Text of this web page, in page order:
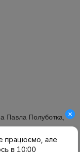
Павла Полуботка,